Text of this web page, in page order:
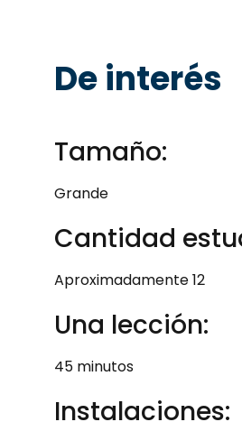
De interés
Tamaño:
Grande
Cantidad
Aproximadamente 12
Una lección:
45 minutos
Instalaciones: